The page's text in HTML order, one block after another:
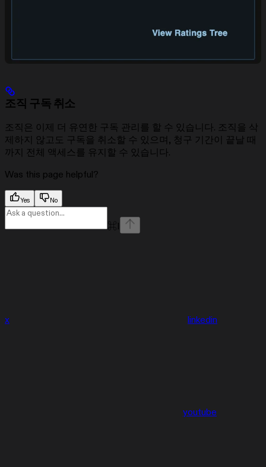
조직 구독 취소
조직은 이제 더 유연한 구독 관리를 할 수 있습니다. 조직을 삭
제하지 않고도 구독을 취소할 수 있으며, 청구 기간이 끝날 때
까지 전체 액세스를 유지할 수 있습니다.
Was this page helpful?
Yes No
I
x linkedin
youtube